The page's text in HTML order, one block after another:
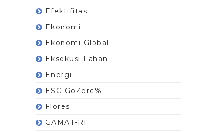
Efektifitas
Ekonomi
Ekonomi Global
Eksekusi Lahan
Energi
ESG GoZero%
Flores
GAMAT-RI